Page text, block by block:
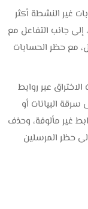
غير النشطة أكثر
إلى جانب التفاعل مع
مع حظر الحسابات
عبر روابط
البيانات أو
غير مألوفة، وحذف
حظر المرسلين